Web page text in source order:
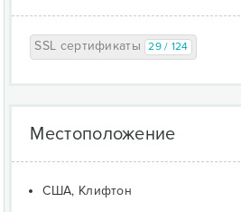
SSL сертификаты 29 / 124
Местоположение
США, Клифтон